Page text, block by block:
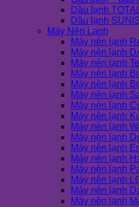
Dầu lạnh
Dầu lạnh
Máy Nén Lạnh
Máy nén lạnh
Máy nén lạnh
Máy nén lạnh
Máy nén lạnh
Máy nén lạnh
Máy nén lạnh
Máy nén lạnh
Máy nén lạnh
Máy nén lạnh
Máy nén lạnh
Máy nén lạnh
Máy nén lạnh
Máy nén lạnh
Máy nén lạnh
Máy nén lạnh
Máy nén lạnh